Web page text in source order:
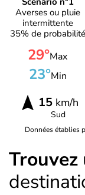
Averses ou pluie
intermittente
35% de probabilité
29°Max
23°Min
15km/h
Sud
Données établies
Trouvez